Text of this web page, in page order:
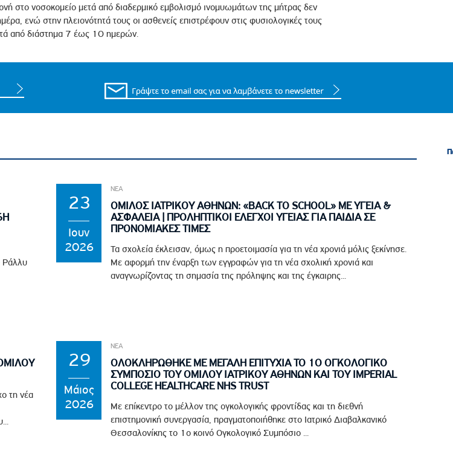
Συνεργατών
των Δικαιωμάτων των
στο νοσοκομείο μετά από διαδερμικό εμβολισμό ινομυωμάτων της μήτρας δεν
ενώ στην πλειονότητά τους οι ασθενείς επιστρέφουν στις φυσιολογικές τους
από διάστημα 7 έως 10 ημερών.
Ράλλυ
23
Ιουν
2026
ΝΕΑ
ΟΜΙΛΟΣ ΙΑΤΡΙΚΟΥ ΑΘΗΝΩΝ: «BACK TO SCHOOL» ΜΕ ΥΓΕΙΑ &
ΑΣΦΑΛΕΙΑ | ΠΡΟΛΗΠΤΙΚΟΙ ΕΛΕΓΧΟΙ ΥΓΕΙΑΣ ΓΙΑ ΠΑΙΔΙΑ ΣΕ
ΠΡΟΝΟΜΙΑΚΕΣ ΤΙΜΕΣ
Τα σχολεία έκλεισαν, όμως η προετοιμασία για τη νέα χρονιά μόλις ξεκίνησε.
Με αφορμή την έναρξη των εγγραφών για τη νέα σχολική χρονιά και
αναγνωρίζοντας τη σημασία της πρόληψης και της έγκαιρης...
τη νέα
29
Μάιος
2026
ΝΕΑ
ΟΛΟΚΛΗΡΩΘΗΚΕ ΜΕ ΜΕΓΑΛΗ ΕΠΙΤΥΧΙΑ ΤΟ 1Ο ΟΓΚΟΛΟΓΙΚΟ
ΣΥΜΠΟΣΙΟ ΤΟΥ ΟΜΙΛΟΥ ΙΑΤΡΙΚΟΥ ΑΘΗΝΩΝ ΚΑΙ ΤΟΥ IMPERIAL
COLLEGE HEALTHCARE NHS TRUST
Με επίκεντρο το μέλλον της ογκολογικής φροντίδας και τη διεθνή
επιστημονική συνεργασία, πραγματοποιήθηκε στο Ιατρικό Διαβαλκανικό
Θεσσαλονίκης το 1ο κοινό Ογκολογικό Συμπόσιο ...